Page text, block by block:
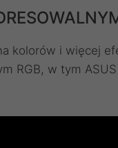
kolorów i więcej
RGB, w tym